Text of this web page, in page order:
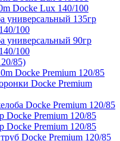
Docke Lux 140/100
универсальный 135гр
100
универсальный 90гр
100
85)
Docke Premium 120/85
Docke Premium
Docke Premium 120/85
Docke Premium 120/85
Docke Premium 120/85
Docke Premium 120/85